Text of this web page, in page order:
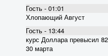
Гость - 01:01
Хлопающий Август
Гость - 13:44
курс Доллара превысил
30 марта